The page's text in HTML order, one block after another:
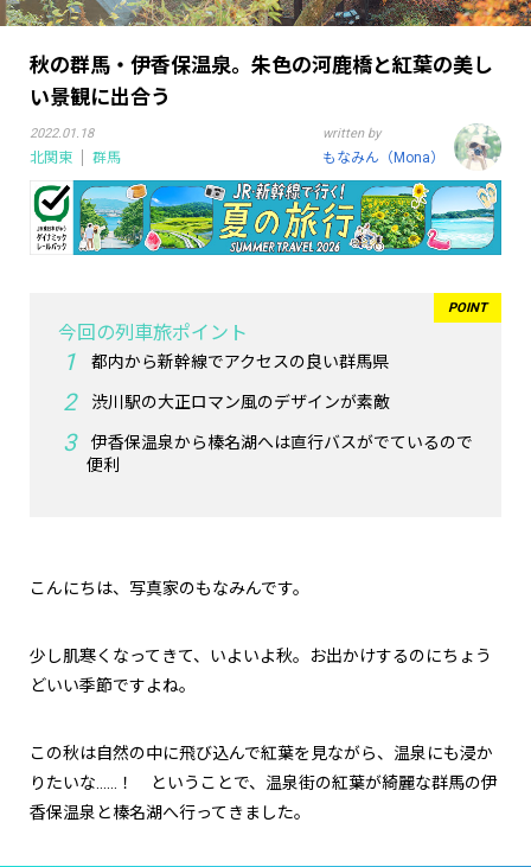
秋の群馬・伊香保温泉。朱色の河鹿橋と紅葉の美し
い景観に出合う
2022.01.18
北関東 群馬
written by
もなみん（Mona）
今回の列車旅ポイント
都内から新幹線でアクセスの良い群馬県
渋川駅の大正ロマン風のデザインが素敵
伊香保温泉から榛名湖へは直行バスがでているので
便利
こんにちは、写真家のもなみんです。
少し肌寒くなってきて、いよいよ秋。お出かけするのにちょう
どいい季節ですよね。
この秋は自然の中に飛び込んで紅葉を見ながら、温泉にも浸か
りたいな……！ ということで、温泉街の紅葉が綺麗な群馬の伊
香保温泉と榛名湖へ行ってきました。